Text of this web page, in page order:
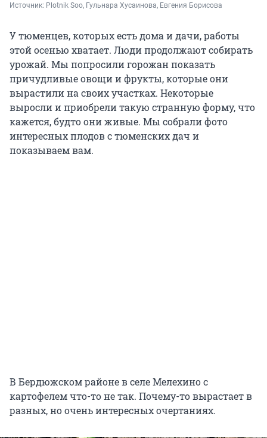
Источник: Plotnik Soo, Гульнара Хусаинова, Евгения Борисова
У тюменцев, которых есть дома и дачи, работы
этой осенью хватает. Люди продолжают собирать
урожай. Мы попросили горожан показать
причудливые овощи и фрукты, которые они
вырастили на своих участках. Некоторые
выросли и приобрели такую странную форму, что
кажется, будто они живые. Мы собрали фото
интересных плодов с тюменских дач и
показываем вам.
В Бердюжском районе в селе Мелехино с
картофелем что-то не так. Почему-то вырастает в
разных, но очень интересных очертаниях.